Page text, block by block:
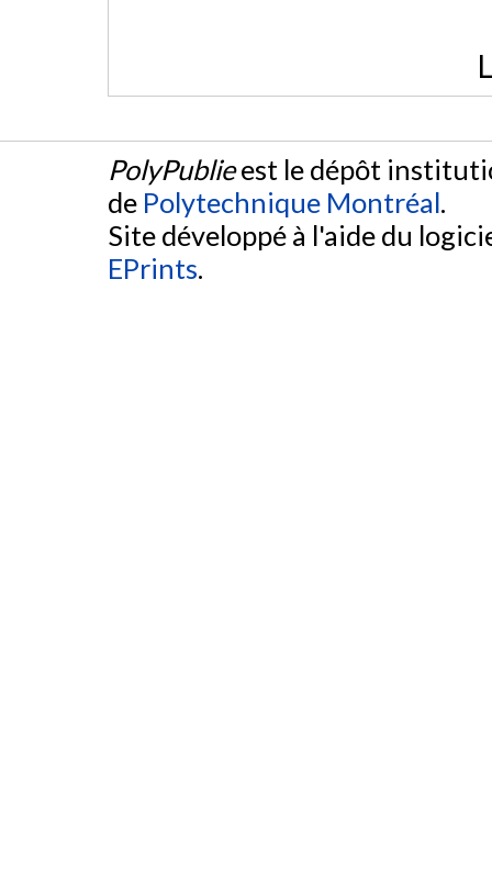
PolyPublieest le dépôt
de Polytechnique Montréal.
Site développé à l'aide du
EPrints.